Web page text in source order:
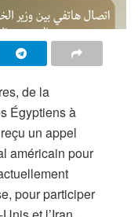
de la
Égyptiens à
un appel
américain pour
pour participer